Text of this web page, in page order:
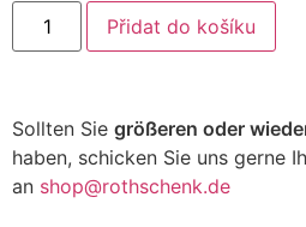
Přidat do košíku
Sollten Sie größeren oder
haben, schicken Sie uns gerne
an shop@rothschenk.de